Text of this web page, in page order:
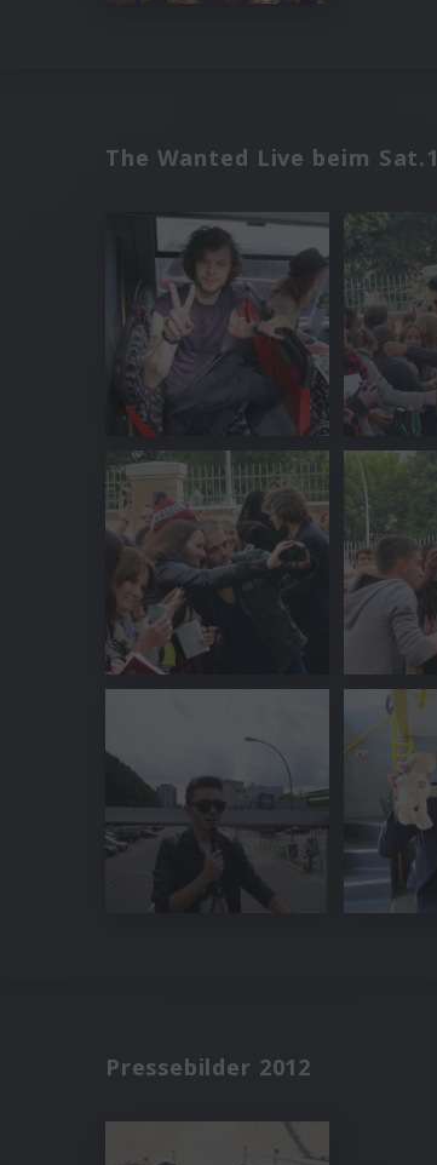
The Wanted Live beim
Pressebilder 2012